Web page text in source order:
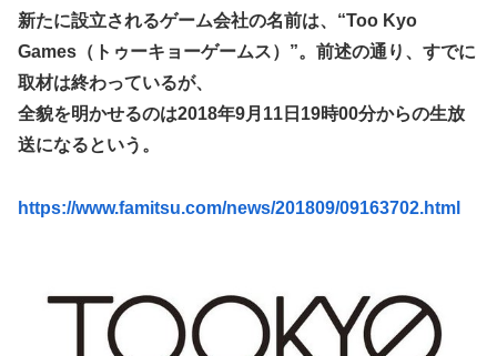
【悲報】元ジャンポケ斉藤の被害女性「事件で知名度を上げ
てバウムクーヘン売ったりTikTokライブしてて悔しさと怒
りを感じた」
白戸ゆめのアナ セクシーニットのノースリーブ巨乳！！
【GIF動画あり】
【ウマ娘】海外トレによるライトハローさんとの最高の夜
たｗｗｗｗ
【艦これ】これがラ級ちゃんの水着modeか・・・！
【朗報】ワンピースのミホークとビスタさん、遥かにミホー
【悲報】ロシア、じわじわと逝き始める
【動画】ロシア軍のドローンをネット発射装置で撃墜するウ
クライナ。
首相官邸、高市首相の熊本訪問の感動BGM付きムービーを
投稿「全部が全部ありがたかったです」
新たに設立されるゲーム会社の名前は、“Too Kyo
Games（トゥーキョーゲームス）”。前述の通り、すでに
取材は終わっているが、
全貌を明かせるのは2018年9月11日19時00分からの生放
送になるという。
https://www.famitsu.com/news/201809/09163702.html